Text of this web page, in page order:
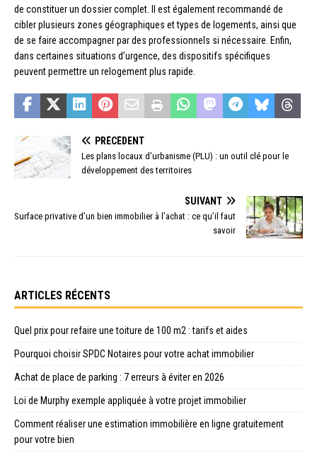
de constituer un dossier complet. Il est également recommandé de
cibler plusieurs zones géographiques et types de logements, ainsi que
de se faire accompagner par des professionnels si nécessaire. Enfin,
dans certaines situations d’urgence, des dispositifs spécifiques
peuvent permettre un relogement plus rapide.
PRÉCÉDENT
Les plans locaux d’urbanisme (PLU) : un outil clé pour le
développement des territoires
SUIVANT
Surface privative d’un bien immobilier à l’achat : ce qu’il faut
savoir
ARTICLES RÉCENTS
Quel prix pour refaire une toiture de 100 m2 : tarifs et aides
Pourquoi choisir SPDC Notaires pour votre achat immobilier
Achat de place de parking : 7 erreurs à éviter en 2026
Loi de Murphy exemple appliquée à votre projet immobilier
Comment réaliser une estimation immobilière en ligne gratuitement
pour votre bien